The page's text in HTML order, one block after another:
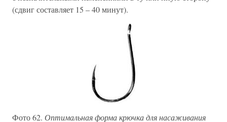
(сдвиг составляет 15 – 40 минут).
Фото 62. Оптимальная форма крючка для насаживания